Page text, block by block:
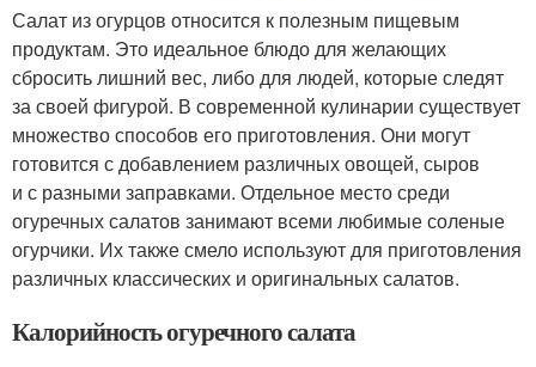
Салат из огурцов относится к полезным пищевым
продуктам. Это идеальное блюдо для желающих
сбросить лишний вес, либо для людей, которые следят
за своей фигурой. В современной кулинарии существует
множество способов его приготовления. Они могут
готовится с добавлением различных овощей, сыров
и с разными заправками. Отдельное место среди
огуречных салатов занимают всеми любимые соленые
огурчики. Их также смело используют для приготовления
различных классических и оригинальных салатов.
Калорийность огуречного салата